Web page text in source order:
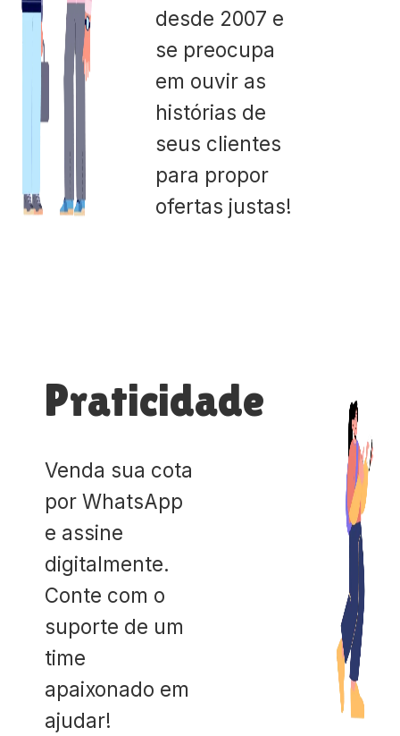
desde 2007 e
se preocupa
em ouvir as
histórias de
seus clientes
para propor
ofertas justas!
Praticidade
Venda sua cota
por WhatsApp
e assine
digitalmente.
Conte com o
suporte de um
time
apaixonado em
ajudar!